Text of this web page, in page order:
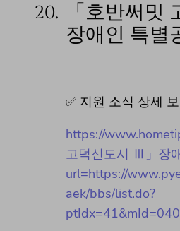
20.
「호반써밋
장애인 특별
✅ 지원 소식 상세
https://
고덕신도시 Ⅲ」장
url=https://
aek/bbs/list.do?